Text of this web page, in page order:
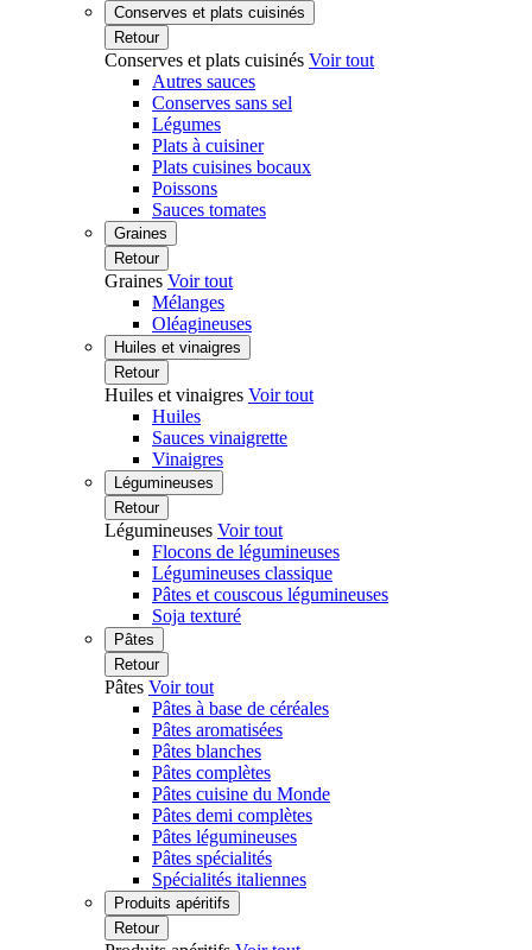
Conserves et plats cuisinés
Retour
Conserves et plats cuisinés Voir tout
Autres sauces
Conserves sans sel
Légumes
Plats à cuisiner
Plats cuisines bocaux
Poissons
Sauces tomates
Graines
Retour
Graines Voir tout
Mélanges
Oléagineuses
Huiles et vinaigres
Retour
Huiles et vinaigres Voir tout
Huiles
Sauces vinaigrette
Vinaigres
Légumineuses
Retour
Légumineuses Voir tout
Flocons de légumineuses
Légumineuses classique
Pâtes et couscous légumineuses
Soja texturé
Pâtes
Retour
Pâtes Voir tout
Pâtes à base de céréales
Pâtes aromatisées
Pâtes blanches
Pâtes complètes
Pâtes cuisine du Monde
Pâtes demi complètes
Pâtes légumineuses
Pâtes spécialités
Spécialités italiennes
Produits apéritifs
Retour